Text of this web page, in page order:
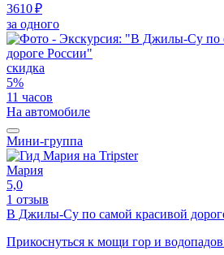
3610 ₽
за одного
скидка
5%
11 часов
На автомобиле
Мини-группа
Мария
5,0
1 отзыв
В Джилы-Су по самой красивой
Прикоснуться к мощи гор и